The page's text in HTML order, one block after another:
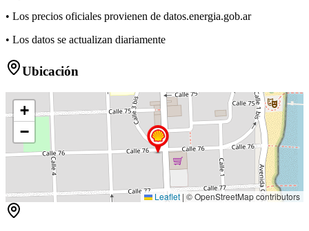
• Los precios oficiales provienen de datos.energia.gob.ar
• Los datos se actualizan diariamente
Ubicación
+
−
Leaflet | © OpenStreetMap contributors